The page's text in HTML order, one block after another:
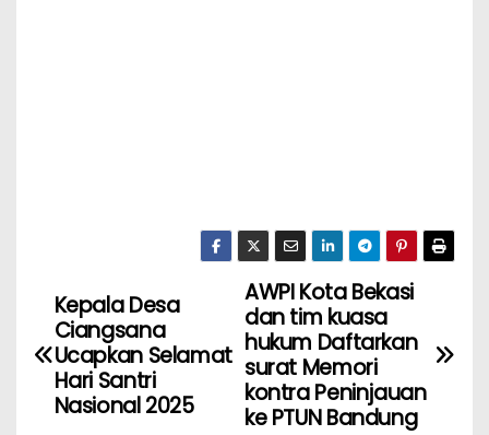
AWPI Kota Bekasi
dan tim kuasa
hukum Daftarkan
surat Memori
kontra Peninjauan
ke PTUN Bandung
Kepala Desa
Ciangsana
Ucapkan Selamat
Hari Santri
Nasional 2025